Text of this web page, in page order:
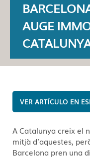
AUGE
A Catalunya creix el
mitjà d’aquestes,
Barcelona pren una